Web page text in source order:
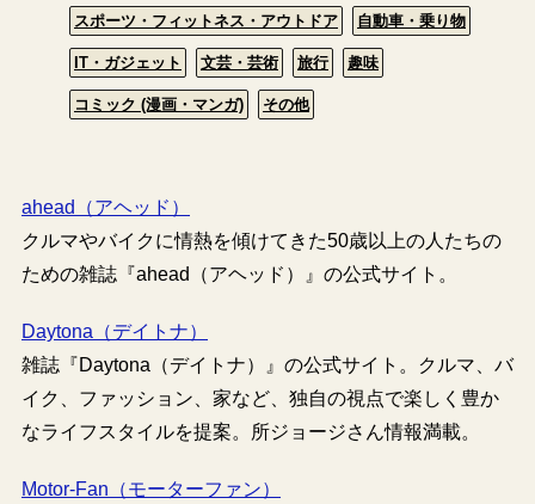
スポーツ・フィットネス・アウトドア 自動車・乗り物
IT・ガジェット 文芸・芸術 旅行 趣味
コミック (漫画・マンガ) その他
ahead（アヘッド）
クルマやバイクに情熱を傾けてきた50歳以上の人たちの
ための雑誌『ahead（アヘッド）』の公式サイト。
Daytona（デイトナ）
雑誌『Daytona（デイトナ）』の公式サイト。クルマ、バ
イク、ファッション、家など、独自の視点で楽しく豊か
なライフスタイルを提案。所ジョージさん情報満載。
Motor-Fan（モーターファン）